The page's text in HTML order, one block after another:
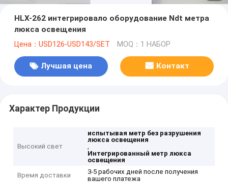
HLX-262 интегрировало оборудование Ndt метра
люкса освещения
Цена：USD126-USD143/SET MOQ：1 НАБОР
Лучшая цена Контакт
Характер Продукции
Высокий свет
испытывая метр без разрушения
люкса освещения
,
Интегрированный метр люкса
освещения
Время доставки
3-5 рабочих дней после получения
вашего платежа